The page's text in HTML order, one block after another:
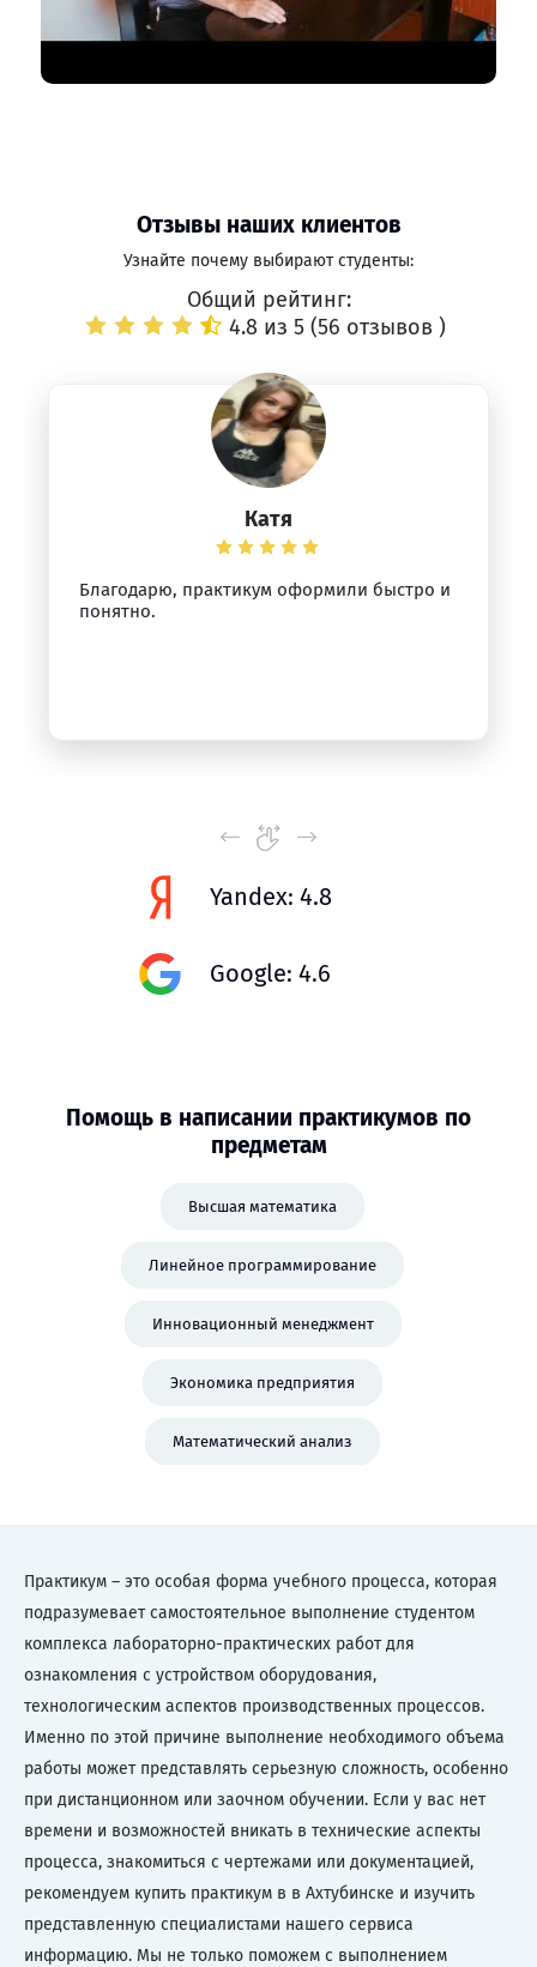
Отзывы наших клиентов
Узнайте почему выбирают студенты:
Общий рейтинг:
4.8 из 5 (56 отзывов )
Катя
Благодарю, практикум оформили быстро и
понятно.
Yandex: 4.8
Google: 4.6
Помощь в написании практикумов по
предметам
Высшая математика
Линейное программирование
Инновационный менеджмент
Экономика предприятия
Математический анализ
Практикум – это особая форма учебного процесса, которая
подразумевает самостоятельное выполнение студентом
комплекса лабораторно-практических работ для
ознакомления с устройством оборудования,
технологическим аспектов производственных процессов.
Именно по этой причине выполнение необходимого объема
работы может представлять серьезную сложность, особенно
при дистанционном или заочном обучении. Если у вас нет
времени и возможностей вникать в технические аспекты
процесса, знакомиться с чертежами или документацией,
рекомендуем купить практикум в в Ахтубинске и изучить
представленную специалистами нашего сервиса
информацию. Мы не только поможем с выполнением